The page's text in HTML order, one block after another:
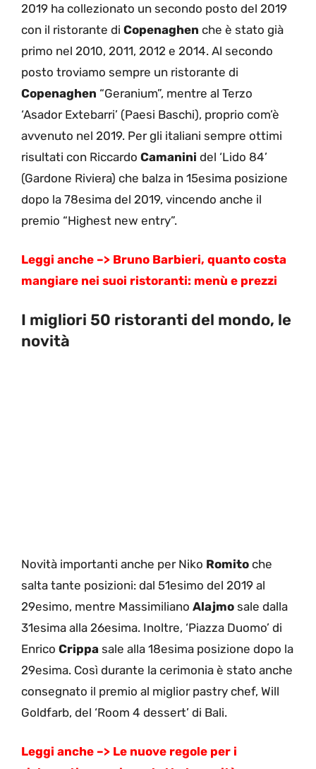
2019 ha collezionato un secondo posto del 2019
con il ristorante di Copenaghen che è stato già
primo nel 2010, 2011, 2012 e 2014. Al secondo
posto troviamo sempre un ristorante di
Copenaghen “Geranium”, mentre al Terzo
‘Asador Extebarri’ (Paesi Baschi), proprio com’è
avvenuto nel 2019. Per gli italiani sempre ottimi
risultati con Riccardo Camanini del ‘Lido 84’
(Gardone Riviera) che balza in 15esima posizione
dopo la 78esima del 2019, vincendo anche il
premio “Highest new entry”.
Leggi anche –> Bruno Barbieri, quanto costa
mangiare nei suoi ristoranti: menù e prezzi
I migliori 50 ristoranti del mondo, le
novità
Novità importanti anche per Niko Romito che
salta tante posizioni: dal 51esimo del 2019 al
29esimo, mentre Massimiliano Alajmo sale dalla
31esima alla 26esima. Inoltre, ‘Piazza Duomo’ di
Enrico Crippa sale alla 18esima posizione dopo la
29esima. Così durante la cerimonia è stato anche
consegnato il premio al miglior pastry chef, Will
Goldfarb, del ‘Room 4 dessert’ di Bali.
Leggi anche –> Le nuove regole per i